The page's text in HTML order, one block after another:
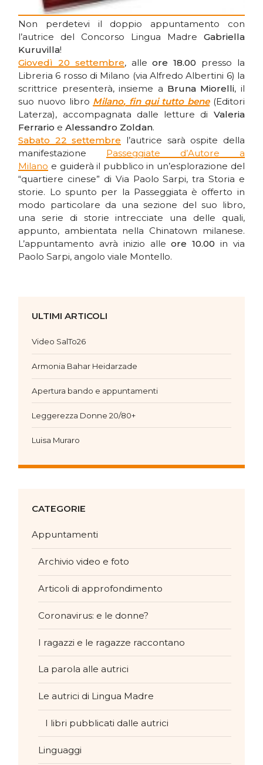
Non perdetevi il doppio appuntamento con
l’autrice del Concorso Lingua Madre Gabriella
Kuruvilla!
Giovedì 20 settembre, alleore 18.00 presso la
Libreria 6 rosso di Milano (via Alfredo Albertini 6) la
scrittrice presenterà, insieme a Bruna Miorelli, il
suo nuovo libro Milano, fin qui tutto bene(Editori
Laterza), accompagnata dalle letture di Valeria
Ferrario eAlessandro Zoldan.
Sabato 22 settembre l’autrice sarà ospite della
manifestazione Passeggiate d’Autore a
Milano e guiderà il pubblico in un’esplorazione del
“quartiere cinese” di Via Paolo Sarpi, tra Storia e
storie. Lo spunto per la Passeggiata è offerto in
modo particolare da una sezione del suo libro,
una serie di storie intrecciate una delle quali,
appunto, ambientata nella Chinatown milanese.
L’appuntamento avrà inizio alleore 10.00in via
Paolo Sarpi, angolo viale Montello.
ULTIMI ARTICOLI
Video SalTo26
Armonia Bahar Heidarzade
Apertura bando e appuntamenti
Leggerezza Donne 20/80+
Luisa Muraro
CATEGORIE
Appuntamenti
Archivio video e foto
Articoli di approfondimento
Coronavirus: e le donne?
I ragazzi e le ragazze raccontano
La parola alle autrici
Le autrici di Lingua Madre
I libri pubblicati dalle autrici
Linguaggi